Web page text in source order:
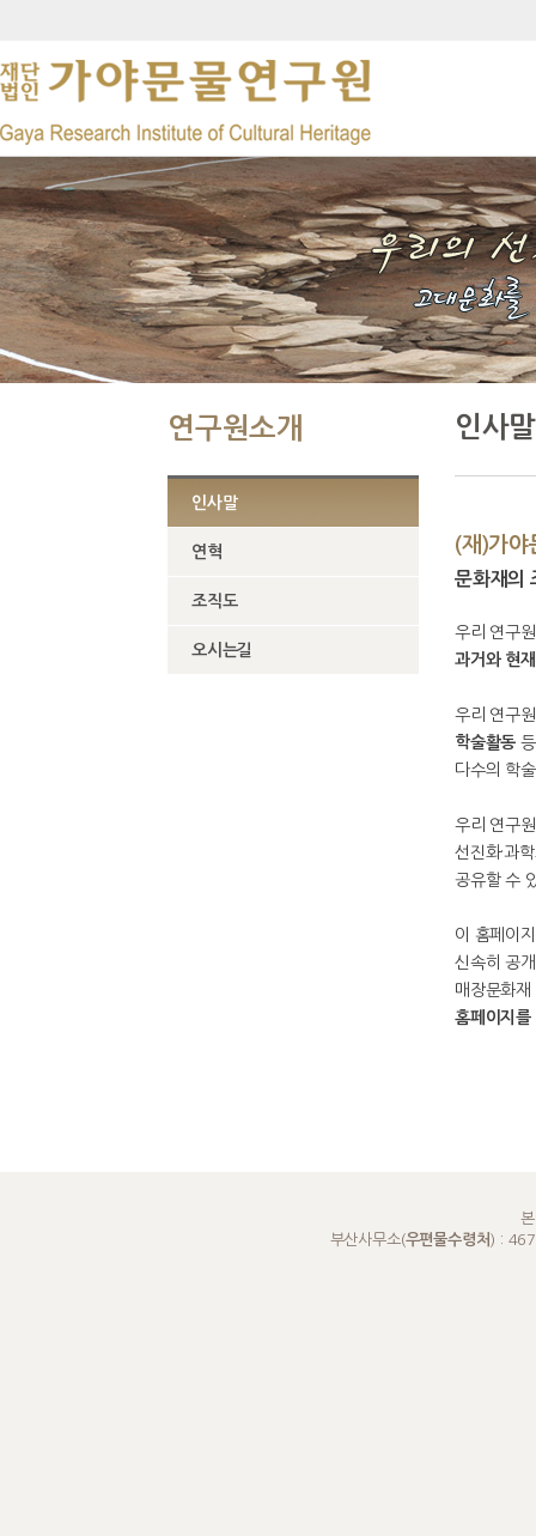
연구원소개
인사말
연혁
조직도
오시는길
인사말
(재)가야
문화재의
우리 연구
과거와 현
우리 연구
학술활동
다수의 학
우리 연구
선진화·과
공유할 수
이 홈페이
신속히 공
매장문화
홈페이지를
부산사무소(우편물수령처) :